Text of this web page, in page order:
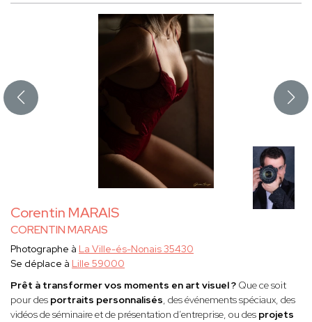
Corentin MARAIS
CORENTIN MARAIS
Photographe à La Ville-és-Nonais 35430
Se déplace à Lille 59000
Prêt à transformer vos moments en art visuel ? Que ce soit
pour des portraits personnalisés, des événements spéciaux, des
vidéos de séminaire et de présentation d’entreprise, ou des projets